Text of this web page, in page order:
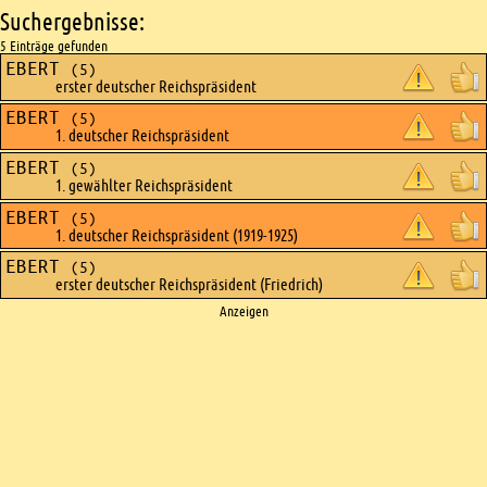
Suchergebnisse:
5 Einträge gefunden
EBERT (5)
erster deutscher Reichspräsident
EBERT
(5)
1. deutscher Reichspräsident
EBERT
(5)
1. gewählter Reichspräsident
EBERT
(5)
1. deutscher Reichspräsident (1919-1925)
EBERT
(5)
erster deutscher Reichspräsident (Friedrich)
Anzeigen